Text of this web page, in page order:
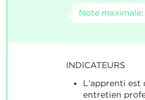
Note maximale:
INDICATEURS
L'apprenti est
entretien